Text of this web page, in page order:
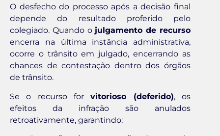
O desfecho do processo após a decisão final
depende do resultado proferido pelo
colegiado. Quando o julgamento de recurso
encerra na última instância administrativa,
ocorre o trânsito em julgado, encerrando as
chances de contestação dentro dos órgãos
de trânsito.
Se o recurso forvitorioso (deferido), os
efeitos da infração são anulados
retroativamente, garantindo: